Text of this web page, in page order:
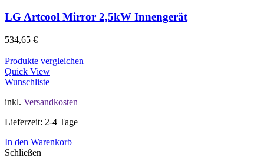
LG Artcool Mirror 2,5kW Innengerät
534,65 €
Produkte vergleichen
Quick View
Wunschliste
inkl. Versandkosten
Lieferzeit: 2-4 Tage
In den Warenkorb
Schließen